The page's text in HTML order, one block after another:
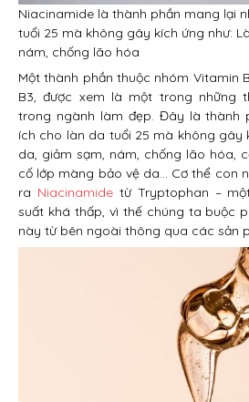
Niacinamide là thành phần mang lại
tuổi 25 mà không gây kích ứng như:
nám, chống lão hóa
Một thành phần thuộc nhóm Vitamin
B3, được xem là một trong những
trong ngành làm đẹp. Đây là thành
ích cho làn da tuổi 25 mà không gây
da, giảm sạm, nám, chống lão hóa,
cố lớp màng bảo vệ da… Cơ thể con
ra Niacinamidetừ Tryptophan –
suất khá thấp, vì thế chúng ta buộc
này từ bên ngoài thông qua các sản